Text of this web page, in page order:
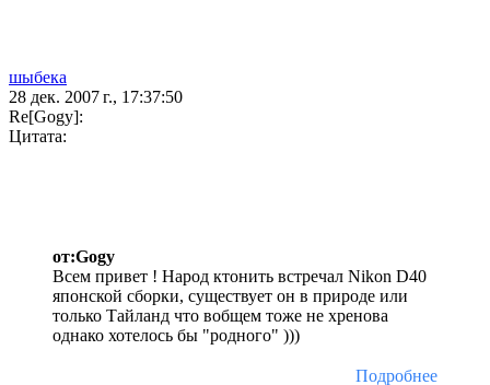
шыбека
28 дек. 2007 г., 17:37:50
Re[Gogy]:
Цитата:
от:Gogy
Всем привет ! Народ ктонить встречал Nikon D40
японской сборки, существует он в природе или
только Тайланд что вобщем тоже не хренова
однако хотелось бы "родного" )))
Подробнее